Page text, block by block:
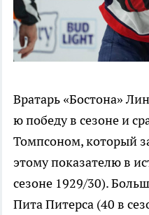
Вратарь «Бостона»
ю победу в сезоне и
Томпсоном, который
этому показателю в
сезоне 1929/30).
Пита Питерса (40 в